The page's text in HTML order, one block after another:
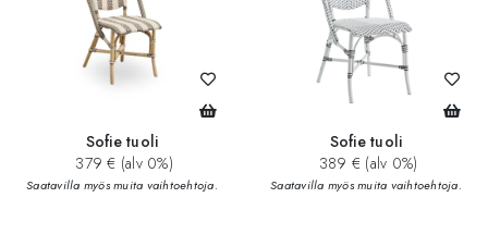
Sofie tuoli
379 € (alv 0%)
Saatavilla myös muita vaihtoehtoja.
Sofie tuoli
389 € (alv 0%)
Saatavilla myös muita vaihtoehtoja.